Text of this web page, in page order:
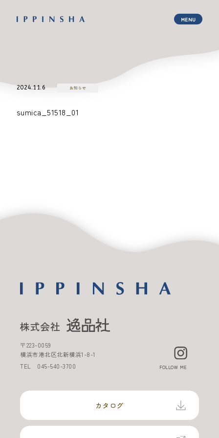
2024.11.6 お知らせ
sumica_51518_01
〒223-0059
横浜市港北区北新横浜1-8-1
TEL 045-540-3700 FOLLOW ME
カタログ